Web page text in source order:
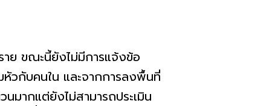
ย ขณะนี้ยังไม่มีการแจ้งข้อ
วกับคนใน และจากการลงพื้นที่
มากแต่ยังไม่สามารถประเมิน